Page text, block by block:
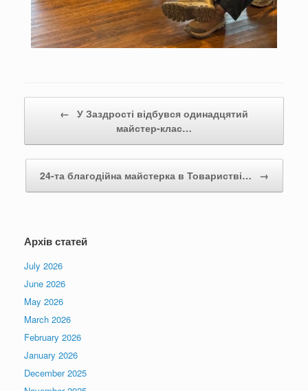
← У Заздрості відбувся одинадцятий
майстер-клас…
24-та благодійна майстерка в Товаристві… →
Архів статей
July 2026
June 2026
May 2026
March 2026
February 2026
January 2026
December 2025